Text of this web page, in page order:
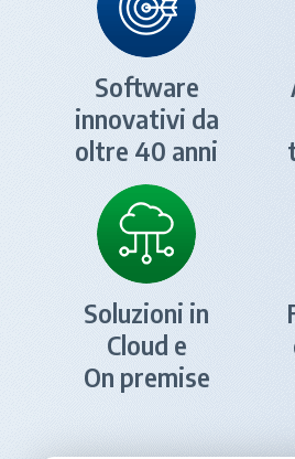
Software
innovativi da
oltre 40 anni
Soluzioni in
Cloud e
On premise